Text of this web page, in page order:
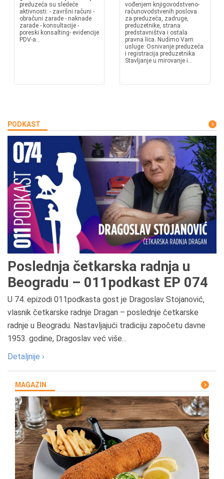
preduzeća su sledeće
aktivnosti: - završni računi -
obračuni zarade - naknade
zarade - konsultacije -
poreski konsalting- evidencije
PDV-a...
vođenjem knjigovodstveno-
računovodstvenih poslova
za preduzeća, zadruge,
preduzetnike, strana
predstavništva i ostala
pravna lica. Nudimo Vam
usluge: Osnivanje preduzeća
i registracija preduzetnika
Stavljanje u mirovanje i...
PODKAST
Poslednja četkarska radnja u
Beogradu – 011podkast EP 074
U 74. epizodi 011podkasta gost je Dragoslav Stojanović,
vlasnik četkarske radnje Dragan – poslednje četkarske
radnje u Beogradu. Nastavljajući tradiciju započetu davne
1953. godine, Dragoslav već više...
Detaljnije ›
MAGAZIN